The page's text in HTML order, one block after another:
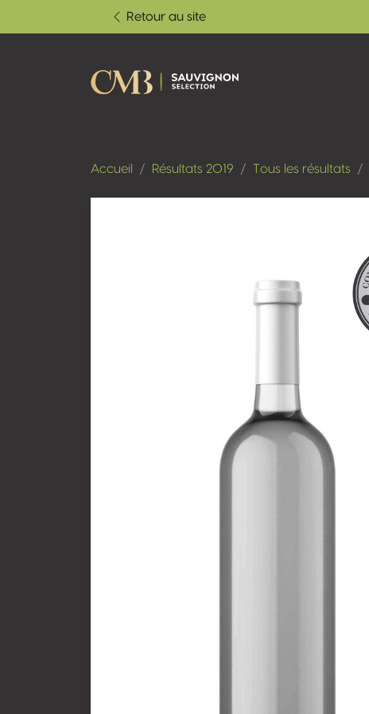
Retour au site
Accueil Résultats 2019 Tous les résultats